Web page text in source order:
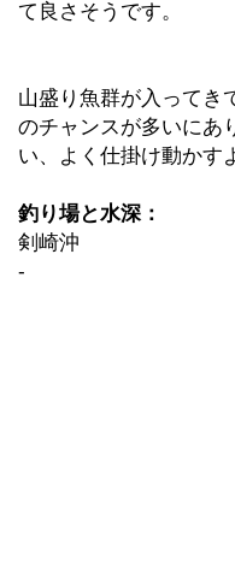
て良さそうです。
山盛り魚群が入ってき
のチャンスが多いにあ
い、よく仕掛け動かす
釣り場と水深：
剣崎沖
-